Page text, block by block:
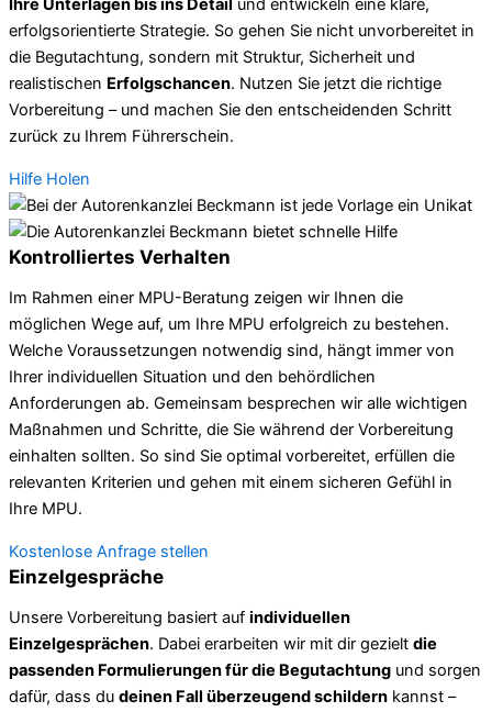
Ihre Unterlagen bis ins Detail und entwickeln eine klare,
erfolgsorientierte Strategie. So gehen Sie nicht unvorbereitet in
die Begutachtung, sondern mit Struktur, Sicherheit und
realistischen Erfolgschancen. Nutzen Sie jetzt die richtige
Vorbereitung – und machen Sie den entscheidenden Schritt
zurück zu Ihrem Führerschein.
Hilfe Holen
Kontrolliertes Verhalten
Im Rahmen einer MPU-Beratung zeigen wir Ihnen die
möglichen Wege auf, um Ihre MPU erfolgreich zu bestehen.
Welche Voraussetzungen notwendig sind, hängt immer von
Ihrer individuellen Situation und den behördlichen
Anforderungen ab. Gemeinsam besprechen wir alle wichtigen
Maßnahmen und Schritte, die Sie während der Vorbereitung
einhalten sollten. So sind Sie optimal vorbereitet, erfüllen die
relevanten Kriterien und gehen mit einem sicheren Gefühl in
Ihre MPU.
Kostenlose Anfrage stellen
Einzelgespräche
Unsere Vorbereitung basiert auf individuellen
Einzelgesprächen. Dabei erarbeiten wir mit dir gezielt die
passenden Formulierungen für die Begutachtung und sorgen
dafür, dass du deinen Fall überzeugend schildern kannst –